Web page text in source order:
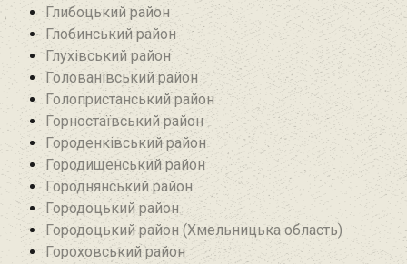
Глибоцький район
Глобинський район
Глухівський район‎
Голованівський район
Голопристанський район
Горностаївський район‎
Городенківський район
Городищенський район‎
Городнянський район
Городоцький район
Городоцький район (Хмельницька область)
Гороховський район